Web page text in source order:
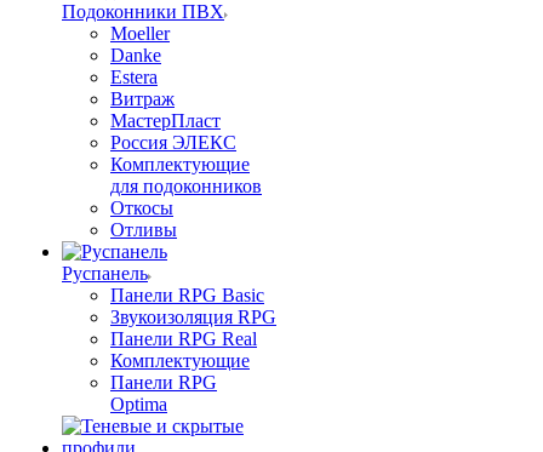
Подоконники ПВХ
Moeller
Danke
Estera
Витраж
МастерПласт
Россия ЭЛЕКС
Комплектующие
для подоконников
Откосы
Отливы
Руспанель
Панели RPG Basic
Звукоизоляция RPG
Панели RPG Real
Комплектующие
Панели RPG
Optima